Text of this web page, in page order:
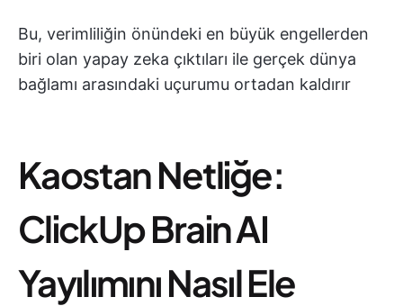
Bu, verimliliğin önündeki en büyük engellerden
biri olan yapay zeka çıktıları ile gerçek dünya
bağlamı arasındaki uçurumu ortadan kaldırır
Kaostan Netliğe:
ClickUp Brain AI
Yayılımını Nasıl Ele